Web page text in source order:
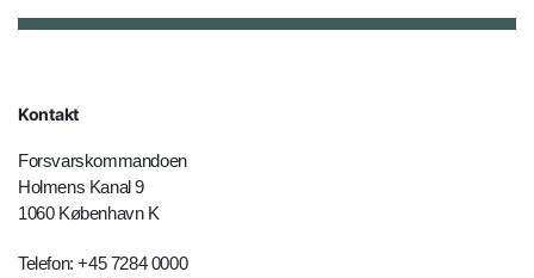
Kontakt
Forsvarskommandoen
Holmens Kanal 9
1060 København K
Telefon: +45 7284 0000